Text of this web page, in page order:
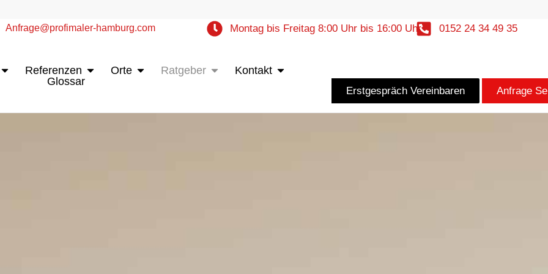
0152 24 34 49 35
Montag bis Freitag 8:00 Uhr bis 16:00 Uhr
Anfrage@profimaler-hamburg.com
Öffne Leistungen
Referenzen Öffne Referenzen
Orte Öffne OrteRatgeber Öffne Ratgeber
Kontakt Öffne Kontakt
Glossar
Erstgespräch Vereinbaren
Anfrage
015224344935 an*****@****************rg.de